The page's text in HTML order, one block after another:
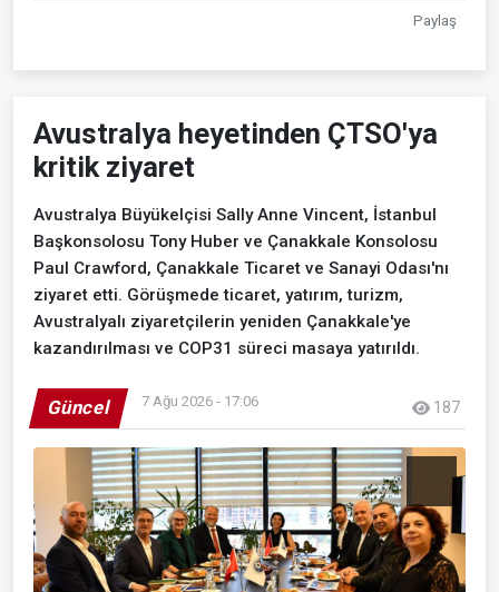
Paylaş
Avustralya heyetinden ÇTSO'ya
kritik ziyaret
Avustralya Büyükelçisi Sally Anne Vincent, İstanbul
Başkonsolosu Tony Huber ve Çanakkale Konsolosu
Paul Crawford, Çanakkale Ticaret ve Sanayi Odası'nı
ziyaret etti. Görüşmede ticaret, yatırım, turizm,
Avustralyalı ziyaretçilerin yeniden Çanakkale'ye
kazandırılması ve COP31 süreci masaya yatırıldı.
Güncel 7 Ağu 2026 - 17:06 187